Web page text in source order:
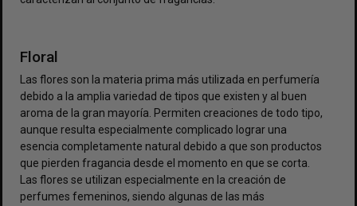
Floral
Las flores son la materia prima más utilizada en perfumería
debido a la amplia variedad de tipos que existen y al buen
aroma de la gran mayoría. Permiten creaciones de todo tipo,
aunque resulta especialmente complicado lograr una
esencia completamente natural debido a que son productos
que pierden fragancia desde el momento en que se corta.
Las flores se utilizan especialmente en la creación de
perfumes femeninos, siendo algunas de las más